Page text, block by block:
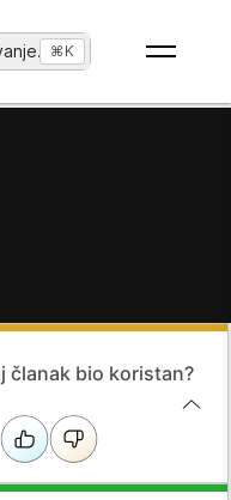
... ⌘K
članak bio koristan?